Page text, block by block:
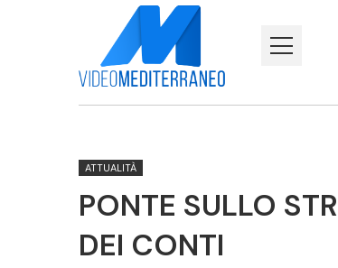
ATTUALITÀ
PONTE SULLO
DEI CONTI